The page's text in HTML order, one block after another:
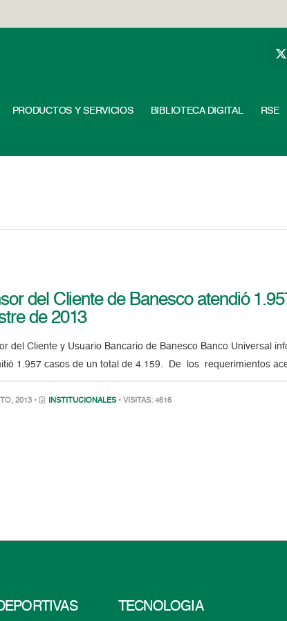
PRODUCTOS Y SERVICIOS BIBLIOTECA DIGITAL RSE
del Cliente de Banesco atendió
de 2013
del Cliente y Usuario Bancario de Banesco Banco Universal
1.957 casos de un total de 4.159. De los requerimientos
2013 • INSTITUCIONALES • VISITAS: 4616
TECNOLOGÍA